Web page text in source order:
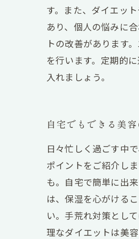
す。また、ダイエッ
あり、個人の悩みに
トの改善があります
を行います。定期的
入れましょう。
自宅でもできる美
日々忙しく過ごす中
ポイントをご紹介し
も。自宅で簡単に出
は、保湿を心がける
い。手荒れ対策とし
理なダイエットは美